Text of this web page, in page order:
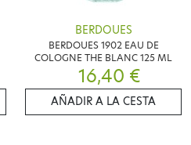
BERDOUES
BERDOUES 1902 EAU DE
COLOGNE THE BLANC 125 ML
16,40 €
AÑADIR A LA CESTA